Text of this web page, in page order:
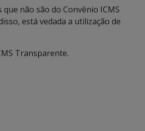
não são do Convênio ICMS
está vedada a utilização de
Transparente.